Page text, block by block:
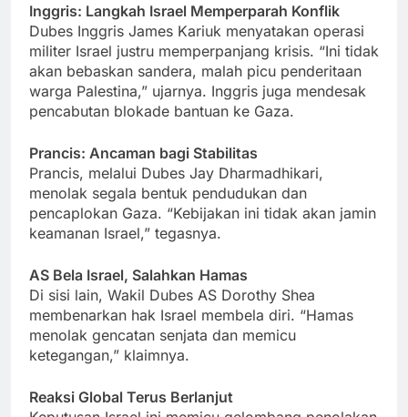
Inggris: Langkah Israel Memperparah Konflik
Dubes Inggris James Kariuk menyatakan operasi
militer Israel justru memperpanjang krisis. “Ini tidak
akan bebaskan sandera, malah picu penderitaan
warga Palestina,” ujarnya. Inggris juga mendesak
pencabutan blokade bantuan ke Gaza.
Prancis: Ancaman bagi Stabilitas
Prancis, melalui Dubes Jay Dharmadhikari,
menolak segala bentuk pendudukan dan
pencaplokan Gaza. “Kebijakan ini tidak akan jamin
keamanan Israel,” tegasnya.
AS Bela Israel, Salahkan Hamas
Di sisi lain, Wakil Dubes AS Dorothy Shea
membenarkan hak Israel membela diri. “Hamas
menolak gencatan senjata dan memicu
ketegangan,” klaimnya.
Reaksi Global Terus Berlanjut